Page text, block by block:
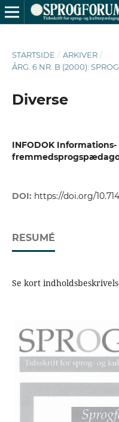
STARTSIDE / ARKIVER /
ÅRG. 6 NR. B (2000):
Diverse
INFODOK
DOI: https://doi.org/
RESUMÉ
Se kort